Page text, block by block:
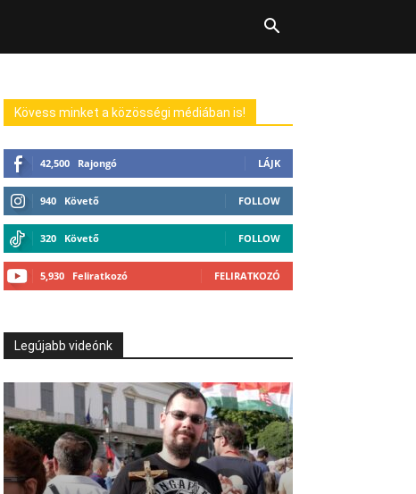
Kövess minket a közösségi médiában is!
42,500 Rajongó LÁJK
940 Követő FOLLOW
320 Követő FOLLOW
5,930 Feliratkozó FELIRATKOZÓ
Legújabb videónk